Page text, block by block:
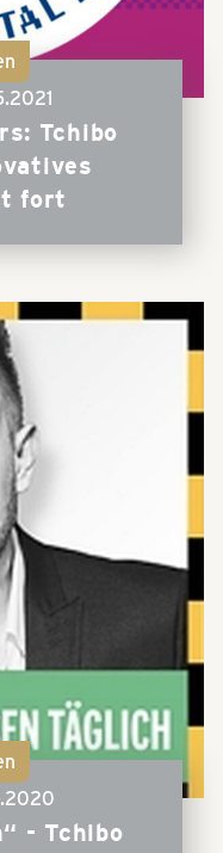
Tchibo
fort
- Tchibo